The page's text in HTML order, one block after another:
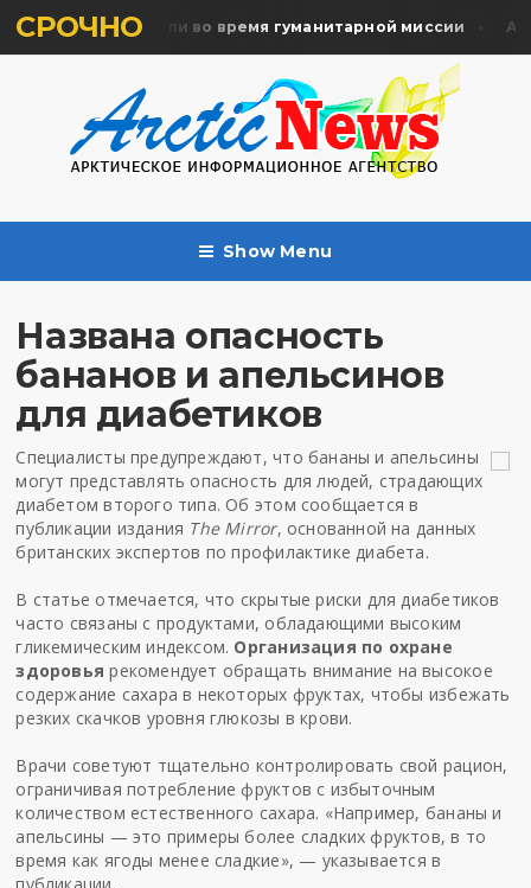
СРОЧНО
жертв почтили во время гуманитарной миссии
Show Menu
Названа опасность
бананов и апельсинов
для диабетиков
Специалисты предупреждают, что бананы и апельсины
могут представлять опасность для людей, страдающих
диабетом второго типа. Об этом сообщается в
публикации издания The Mirror, основанной на данных
британских экспертов по профилактике диабета.
В статье отмечается, что скрытые риски для диабетиков
часто связаны с продуктами, обладающими высоким
гликемическим индексом. Организация по охране
здоровья рекомендует обращать внимание на высокое
содержание сахара в некоторых фруктах, чтобы избежать
резких скачков уровня глюкозы в крови.
Врачи советуют тщательно контролировать свой рацион,
ограничивая потребление фруктов с избыточным
количеством естественного сахара. «Например, бананы и
апельсины — это примеры более сладких фруктов, в то
время как ягоды менее сладкие», — указывается в